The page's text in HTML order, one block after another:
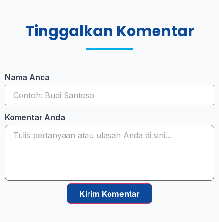
Tinggalkan Komentar
Nama Anda
Komentar Anda
Kirim Komentar